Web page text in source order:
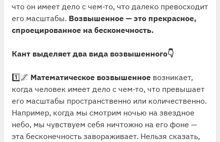
что он имеет дело с чем-то, что далеко превосходит
его масштабы. Возвышенное — это прекрасное,
спроецированное на бесконечность.
Кант выделяет два вида возвышенного👇
1️⃣🌌 Математическое возвышенное возникает,
когда человек имеет дело с чем-то, что превышает
его масштабы пространственно или количественно.
Например, когда мы смотрим ночью на звездное
небо, мы чувствуем себя ничтожно на его фоне —
эта бесконечность завораживает. Нельзя сказать,